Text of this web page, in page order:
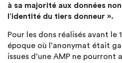
à sa majorité aux données
l’identité du tiers donneur ».
Pour les dons réalisés avant le
époque où l’anonymat était
issues d’une AMP ne pourront